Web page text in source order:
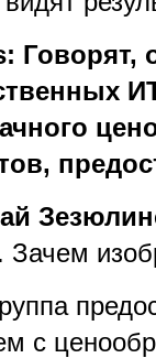
Говорят,
Зачем
с